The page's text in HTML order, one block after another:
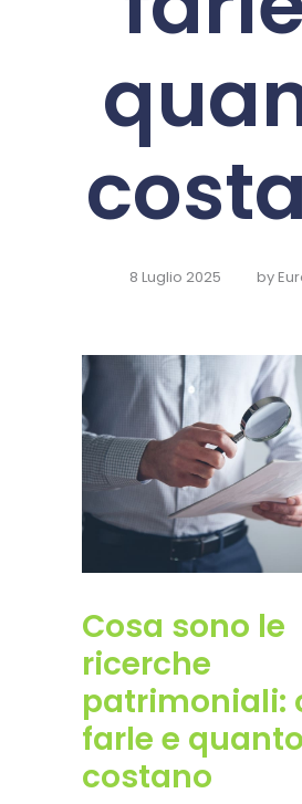
8 Luglio 2025 by
Cosa sono le
ricerche
patrimoniali:
farle e quanto
costano